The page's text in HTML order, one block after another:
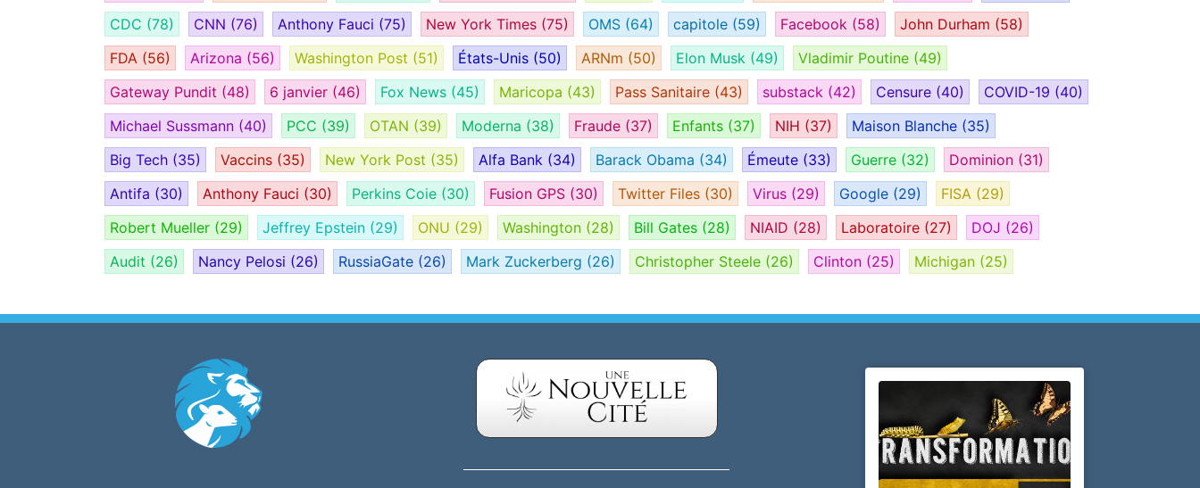
CDC (78) CNN (76) Anthony Fauci (75) New York Times (75) OMS (64) capitole (59) Facebook (58) John Durham (58)
FDA (56) Arizona (56) Washington Post (51) États-Unis (50) ARNm (50) Elon Musk (49) Vladimir Poutine (49)
Gateway Pundit (48) 6 janvier (46) Fox News (45) Maricopa (43) Pass Sanitaire (43) substack (42) Censure (40) COVID-19 (40)
Michael Sussmann (40) PCC (39) OTAN (39) Moderna (38) Fraude (37) Enfants (37) NIH (37) Maison Blanche (35)
Big Tech (35) Vaccins (35) New York Post (35) Alfa Bank (34) Barack Obama (34) Émeute (33) Guerre (32) Dominion (31)
Antifa (30) Anthony Fauci (30) Perkins Coie (30) Fusion GPS (30) Twitter Files (30) Virus (29) Google (29) FISA (29)
Robert Mueller (29) Jeffrey Epstein (29) ONU (29) Washington (28) Bill Gates (28) NIAID (28) Laboratoire (27) DOJ (26)
Audit (26) Nancy Pelosi (26) RussiaGate (26) Mark Zuckerberg (26) Christopher Steele (26) Clinton (25) Michigan (25)